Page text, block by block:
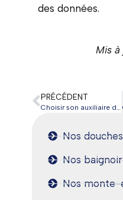
des données.
Mis
PRÉCÉDENT
Nos douches
Nos
Nos monte-